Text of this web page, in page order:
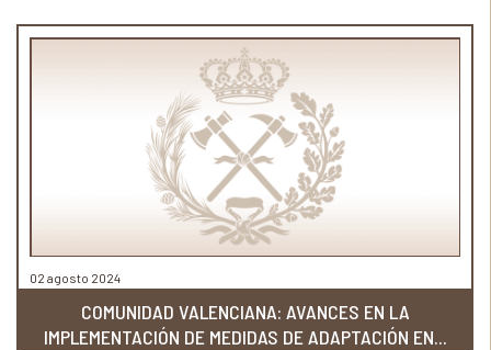
02 agosto 2024
COMUNIDAD VALENCIANA: AVANCES EN LA
IMPLEMENTACIÓN DE MEDIDAS DE ADAPTACIÓN EN...